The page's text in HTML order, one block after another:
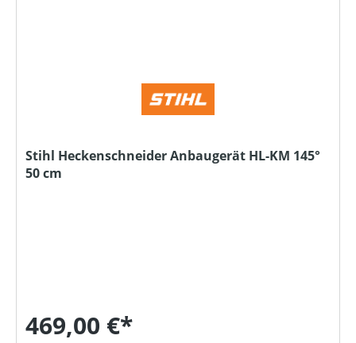
Stihl Heckenschneider Anbaugerät HL-KM 145°
50 cm
469,00 €*